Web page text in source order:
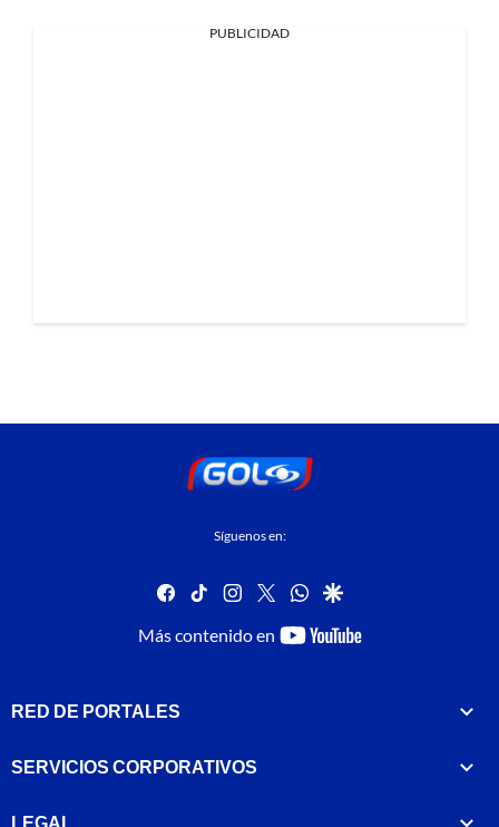
PUBLICIDAD
Síguenos en:
facebook
tiktok instagram
twitterwhatsapp
google
Más contenido en
youtube-
RED DE PORTALES
SERVICIOS CORPORATIVOS
LEGAL